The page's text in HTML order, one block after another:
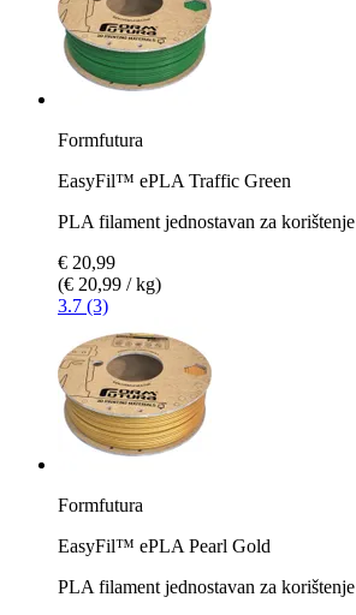
Formfutura
EasyFil™ ePLA Traffic Green
PLA filament jednostavan za korištenje
€ 20,99
(€ 20,99 / kg)
3.7 (3)
Formfutura
EasyFil™ ePLA Pearl Gold
PLA filament jednostavan za korištenje